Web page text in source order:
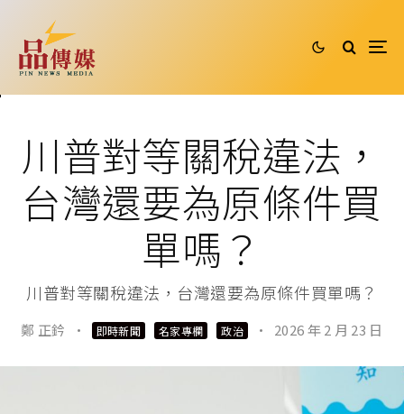
川普對等關稅違法，
台灣還要為原條件買
單嗎？
川普對等關稅違法，台灣還要為原條件買單嗎？
鄭 正鈐 · 即時新聞 名家專欄 政治 · 2026 年 2 月 23 日